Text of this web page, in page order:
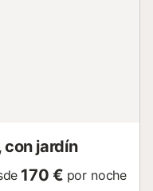
con jardín
170 € por noche